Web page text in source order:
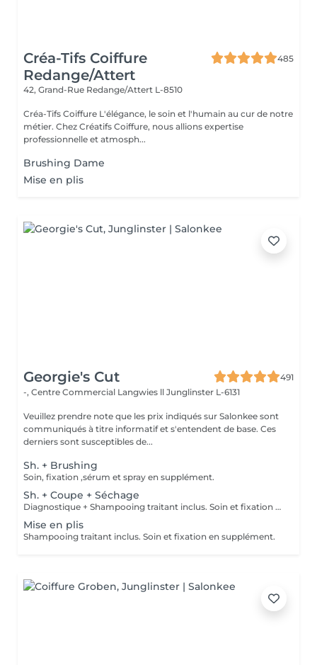
Créa-Tifs Coiffure
Redange/Attert
485
42, Grand-Rue Redange/Attert L-8510
Créa-Tifs Coiffure L'élégance, le soin et l'humain au cur de notre
métier. Chez Créatifs Coiffure, nous allions expertise
professionnelle et atmosph...
Brushing Dame
Mise en plis
Georgie's Cut
491
-, Centre Commercial Langwies ll Junglinster L-6131
Veuillez prendre note que les prix indiqués sur Salonkee sont
communiqués à titre informatif et s'entendent de base. Ces
derniers sont susceptibles de...
Sh. + Brushing
Soin, fixation ,sérum et spray en supplément.
Sh. + Coupe + Séchage
Diagnostique + Shampooing traitant inclus. Soin et fixation en supplément.
Mise en plis
Shampooing traitant inclus. Soin et fixation en supplément.